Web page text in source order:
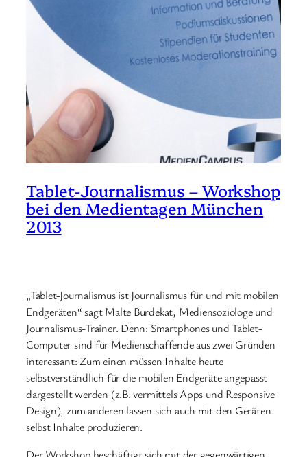
Tablet-Journalismus – Workshop
bei den Medientagen München
2013
„Tablet-Journalismus ist Journalismus für und mit mobilen
Endgeräten“ sagt Malte Burdekat, Mediensoziologe und
Journalismus-Trainer. Denn: Smartphones und Tablet-
Computer sind für Medienschaffende aus zwei Gründen
interessant: Zum einen müssen Inhalte heute
selbstverständlich für die mobilen Endgeräte angepasst
dargestellt werden (z.B. vermittels Apps und Responsive
Design), zum anderen lassen sich auch mit den Geräten
selbst Inhalte produzieren.